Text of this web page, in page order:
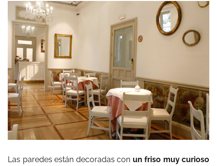
Las paredes están decoradas con un friso muy curioso